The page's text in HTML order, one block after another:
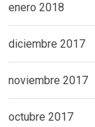
enero 2018
diciembre 2017
noviembre 2017
octubre 2017